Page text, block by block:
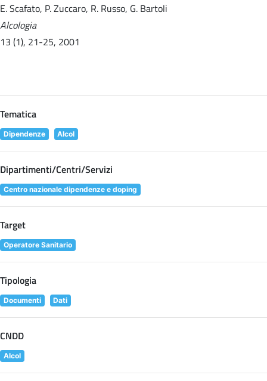
E. Scafato, P. Zuccaro, R. Russo, G. Bartoli
Alcologia
13 (1), 21-25, 2001
Tematica
Dipendenze Alcol
Dipartimenti/Centri/Servizi
Centro nazionale dipendenze e doping
Target
Operatore Sanitario
Tipologia
Documenti Dati
CNDD
Alcol